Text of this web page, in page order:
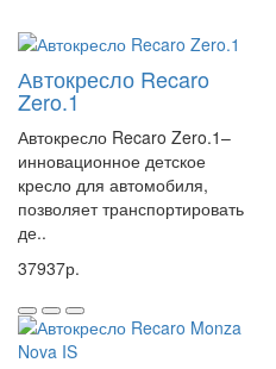
Автокресло Recaro
Zero.1
Автокресло Recaro Zero.1–
инновационное детское
кресло для автомобиля,
позволяет транспортировать
де..
37937р.